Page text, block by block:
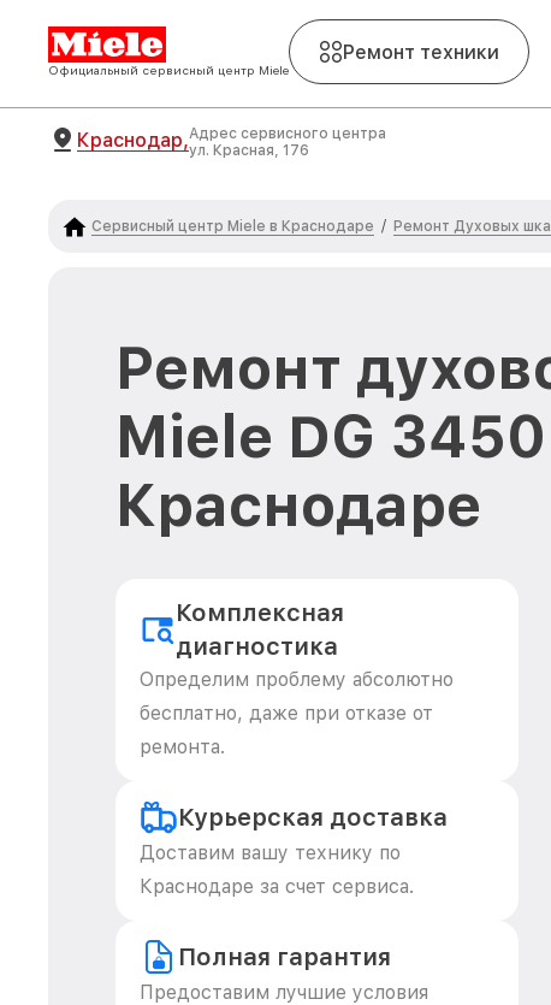
Официальный сервисный центр Miele
Ремонт техники
Краснодар,Адрес сервисного центра
ул. Красная, 176
Сервисный центр Miele в Краснодаре / Ремонт Духовых
Ремонт
Miele DG
Краснодаре
Комплексная
диагностика
Определим проблему абсолютно
бесплатно, даже при отказе от
ремонта.
Курьерская доставка
Доставим вашу технику по
Краснодаре за счет сервиса.
Полная гарантия
Предоставим лучшие условия